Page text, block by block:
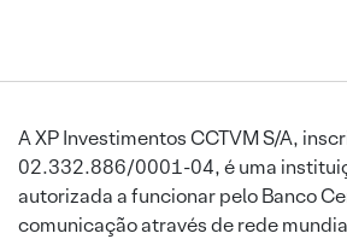
A XP Investimentos CCTVM S/A,
02.332.886/0001-04, é uma
autorizada a funcionar pelo Banco
comunicação através de rede